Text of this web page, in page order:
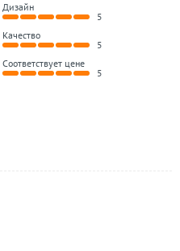
Дизайн
5
Качество
5
Соответствует цене
5